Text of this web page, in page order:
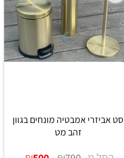
סט אביזרי אמבטיה מונחים בגוון
זהב מט